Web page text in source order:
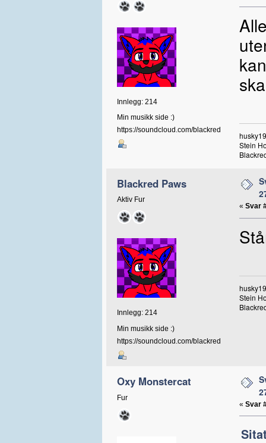
Innlegg: 214
Min musikk side :)
https://soundcloud.com/blackred
Stein
Blackred Paws
Aktiv Fur
Innlegg: 214
Min musikk side :)
https://soundcloud.com/blackred
« Svar
Stein
Oxy Monstercat
Fur
« Svar